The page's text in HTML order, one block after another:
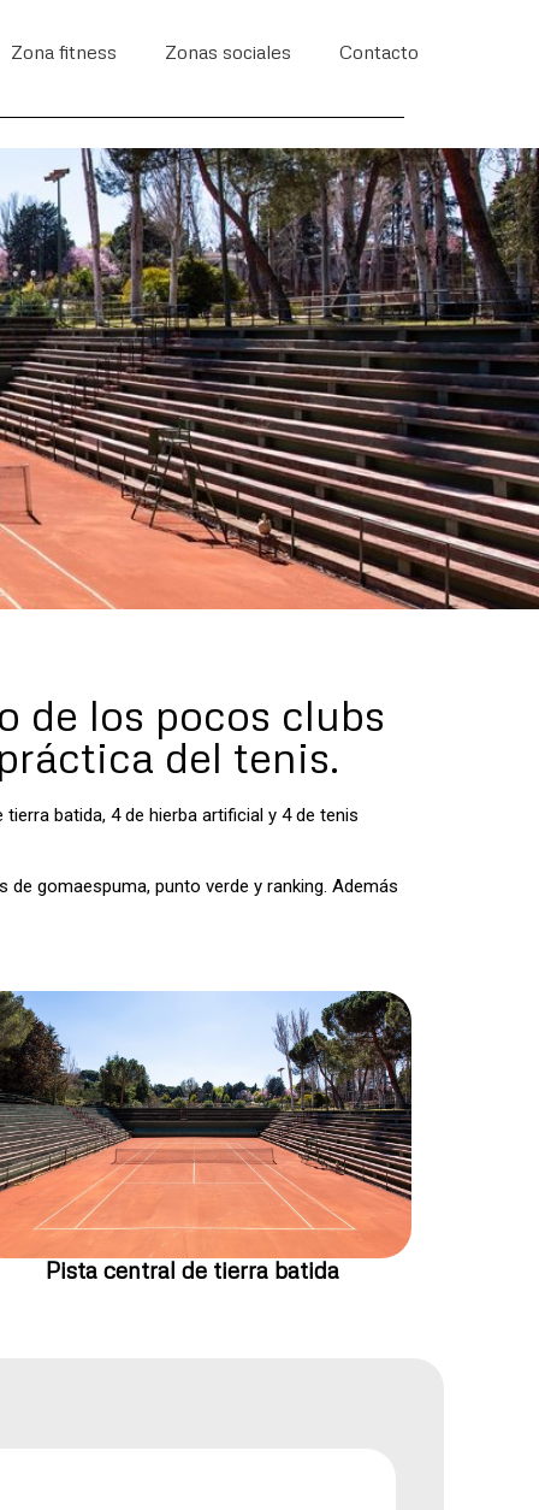
Zona fitness Zonas sociales Contacto
de los pocos clubs
del tenis.
batida, 4 de hierba artificial y 4 de tenis
gomaespuma, punto verde y ranking. Además
Pista central de tierra batida